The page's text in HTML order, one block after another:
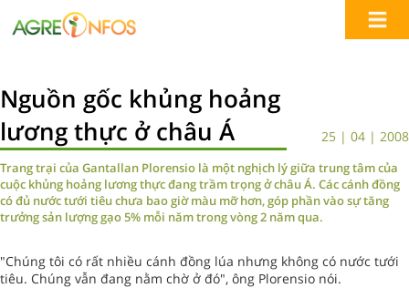
Nguồn gốc khủng hoảng
lương thực ở châu Á
25 | 04 | 2008
Trang trại của Gantallan Plorensio là một nghịch lý giữa trung tâm của
cuộc khủng hoảng lương thực đang trầm trọng ở châu Á. Các cánh đồng
có đủ nước tưới tiêu chưa bao giờ màu mỡ hơn, góp phần vào sự tăng
trưởng sản lượng gạo 5% mỗi năm trong vòng 2 năm qua.
"Chúng tôi có rất nhiều cánh đồng lúa nhưng không có nước tưới
tiêu. Chúng vẫn đang nằm chờ ở đó", ông Plorensio nói.